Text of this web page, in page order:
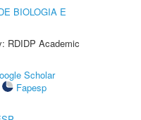
BIOLOGIA E
RDIDP Academic
Scholar
Fapesp